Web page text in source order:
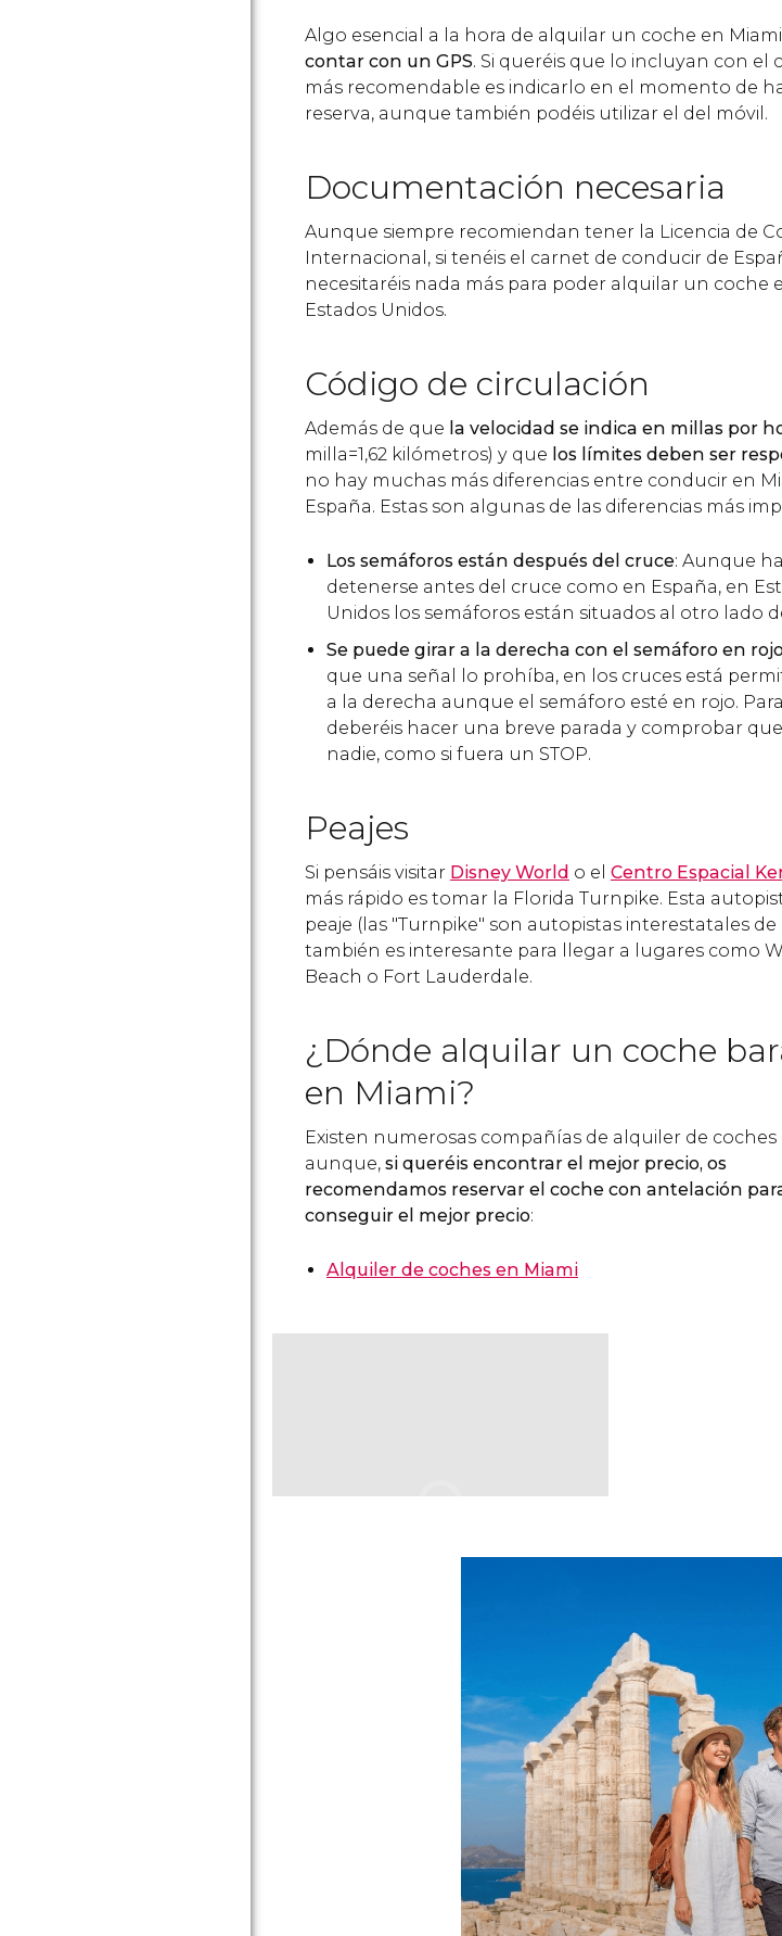
Algo esencial a la hora de alquilar un coche en
contar con un GPS. Si queréis que lo incluyan con el
más recomendable es indicarlo en el momento de
reserva, aunque también podéis utilizar el del móvil.
Documentación necesaria
Aunque siempre recomiendan tener la Licencia de
Internacional, si tenéis el carnet de conducir de
necesitaréis nada más para poder alquilar un coche
Estados Unidos.
Código de circulación
Además de que la velocidad se indica en millas por
milla=1,62 kilómetros) y que los límites deben ser
no hay muchas más diferencias entre conducir en
España. Estas son algunas de las diferencias más
Los semáforos están después del cruce: Aunque
detenerse antes del cruce como en España, en
Unidos los semáforos están situados al otro lado
Se puede girar a la derecha con el semáforo en
que una señal lo prohíba, en los cruces está
a la derecha aunque el semáforo esté en rojo.
deberéis hacer una breve parada y comprobar
nadie, como si fuera un STOP.
Peajes
Si pensáis visitar Disney World o el Centro Espacial
más rápido es tomar la Florida Turnpike. Esta
peaje (las "Turnpike" son autopistas interestatales de
también es interesante para llegar a lugares como
Beach o Fort Lauderdale.
¿Dónde alquilar un coche
en Miami?
Existen numerosas compañías de alquiler de coches
aunque, si queréis encontrar el mejor precio, os
recomendamos reservar el coche con antelación
conseguir el mejor precio:
Alquiler de coches en Miami